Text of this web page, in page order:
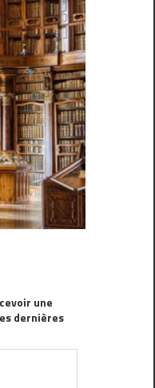
une
dernières